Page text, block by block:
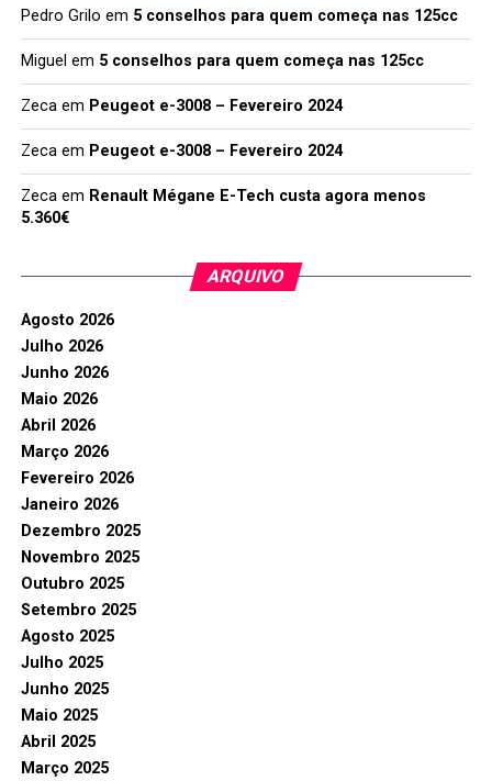
Pedro Grilo em 5 conselhos para quem começa nas 125cc
Miguel em 5 conselhos para quem começa nas 125cc
Zecaem Peugeot e-3008 – Fevereiro 2024
Zecaem Peugeot e-3008 – Fevereiro 2024
Zecaem Renault Mégane E-Tech custa agora menos
5.360€
ARQUIVO
Agosto 2026
Julho 2026
Junho 2026
Maio 2026
Abril 2026
Março 2026
Fevereiro 2026
Janeiro 2026
Dezembro 2025
Novembro 2025
Outubro 2025
Setembro 2025
Agosto 2025
Julho 2025
Junho 2025
Maio 2025
Abril 2025
Março 2025